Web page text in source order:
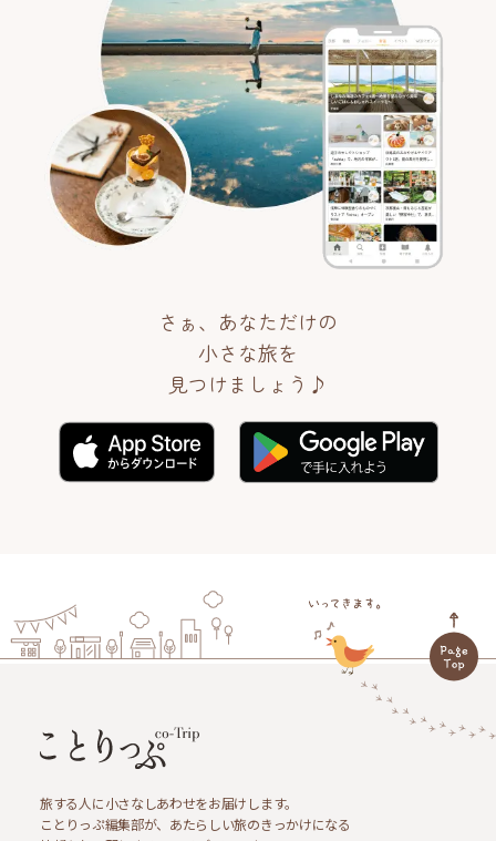
さぁ、あなただけの
小さな旅を
見つけましょう♪
旅する人に小さなしあわせをお届けします。
ことりっぷ編集部が、あたらしい旅のきっかけになる